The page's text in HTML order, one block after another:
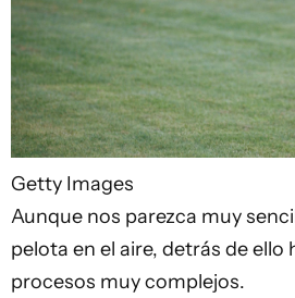
Getty Images
Aunque nos parezca muy
pelota en el aire, detrás de ello
procesos muy complejos.